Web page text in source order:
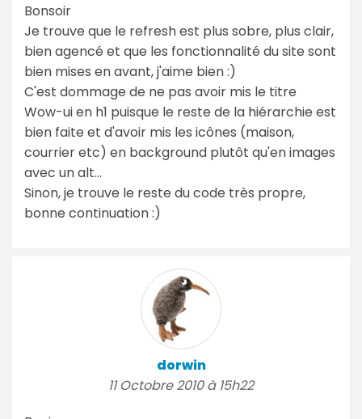
Bonsoir
Je trouve que le refresh est plus sobre, plus clair,
bien agencé et que les fonctionnalité du site sont
bien mises en avant, j'aime bien :)
C'est dommage de ne pas avoir mis le titre
Wow-ui en h1 puisque le reste de la hiérarchie est
bien faite et d'avoir mis les icônes (maison,
courrier etc) en background plutôt qu'en images
avec un alt...
Sinon, je trouve le reste du code très propre,
bonne continuation :)
dorwin
11 Octobre 2010 à 15h22